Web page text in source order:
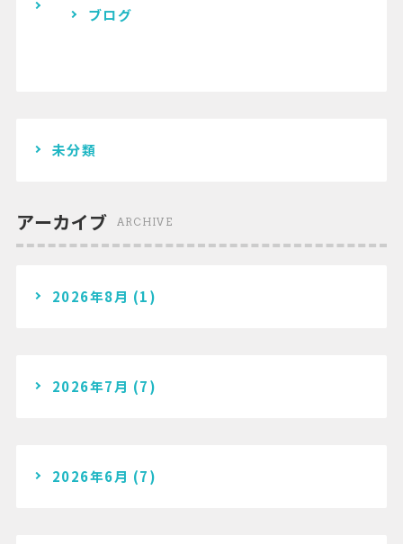
ブログ
未分類
アーカイブ ARCHIVE
2026年8月 (1)
2026年7月 (7)
2026年6月 (7)